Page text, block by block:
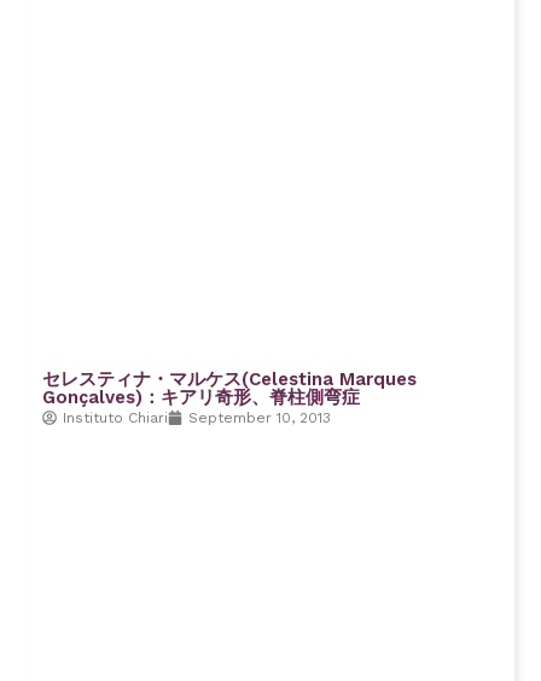
セレスティナ・マルケス(Celestina Marques
Gonçalves)：キアリ奇形、脊柱側弯症
Instituto Chiari September 10, 2013